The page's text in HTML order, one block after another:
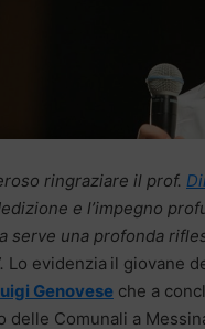
ringraziare il prof.
e l’impegno
serve una profonda
Lo evidenzia il giovane
Genovese che a
delle Comunali a